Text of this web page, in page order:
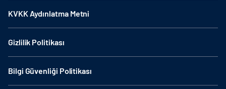
KVKK Aydınlatma Metni
Gizlilik Politikası
Bilgi Güvenliği Politikası